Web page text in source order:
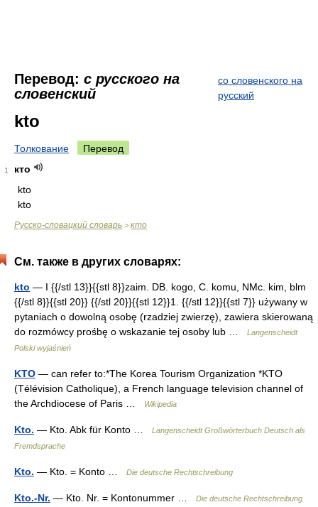
Перевод: с русского на
словенский
со словенского на
русский
kto
Толкование Перевод
1
кто
kto
kto
Русско-словацкий словарь > кто
См. также в других словарях:
kto — I {{/stl 13}}{{stl 8}}zaim. DB. kogo, C. komu, NMc. kim, blm
{{/stl 8}}{{stl 20}} {{/stl 20}}{{stl 12}}1. {{/stl 12}}{{stl 7}} używany w
pytaniach o dowolną osobę (rzadziej zwierzę), zawiera skierowaną
do rozmówcy prośbę o wskazanie tej osoby lub …
Langenscheidt
Polski wyjaśnień
KTO — can refer to:*The Korea Tourism Organization *KTO
(Télévision Catholique), a French language television channel of
the Archdiocese of Paris …
Wikipedia
Kto. — Kto. Abk für Konto …
Langenscheidt Großwörterbuch Deutsch als
Fremdsprache
Kto. — Kto. = Konto … Die deutsche Rechtschreibung
Kto.-Nr. — Kto. Nr. = Kontonummer … Die deutsche Rechtschreibung